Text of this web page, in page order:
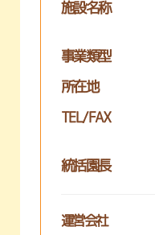
施設名称
事業類型
所在地
TEL/FAX
統括園長
運営会社